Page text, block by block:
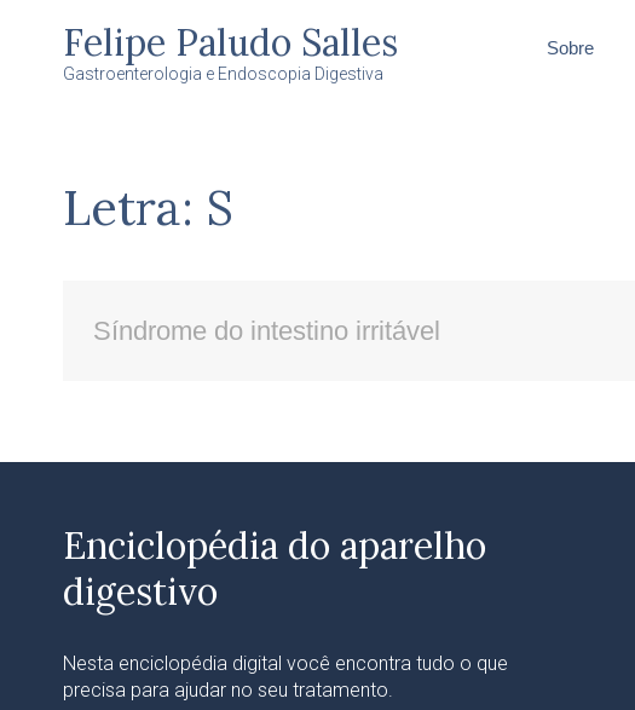
Felipe Paludo Salles
Gastroenterologia e Endoscopia Digestiva
Sobre
Letra: S
Síndrome do intestino irritável
Enciclopédia do aparelho
digestivo
Nesta enciclopédia digital você encontra tudo o que
precisa para ajudar no seu tratamento.